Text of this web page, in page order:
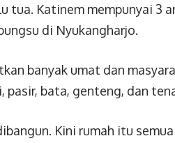
tua. Katinem mempunyai 3
di Nyukangharjo.
banyak umat dan
pasir, bata, genteng, dan
Kini rumah itu